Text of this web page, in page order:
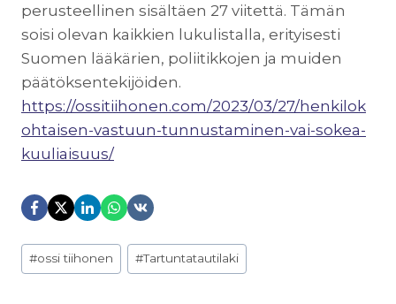
perusteellinen sisältäen 27 viitettä. Tämän
soisi olevan kaikkien lukulistalla, erityisesti
Suomen lääkärien, poliitikkojen ja muiden
päätöksentekijöiden.
https://ossitiihonen.com/2023/03/27/henkilok
ohtaisen-vastuun-tunnustaminen-vai-sokea-
kuuliaisuus/
Avainsanat:
#ossi tiihonen #Tartuntatautilaki